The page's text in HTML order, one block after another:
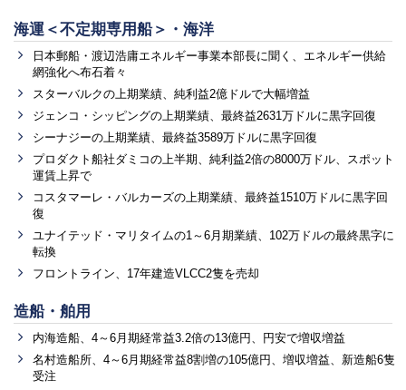
海運＜不定期専用船＞・海洋
日本郵船・渡辺浩庸エネルギー事業本部長に聞く、エネルギー供給
網強化へ布石着々
スターバルクの上期業績、純利益2億ドルで大幅増益
ジェンコ・シッピングの上期業績、最終益2631万ドルに黒字回復
シーナジーの上期業績、最終益3589万ドルに黒字回復
プロダクト船社ダミコの上半期、純利益2倍の8000万ドル、スポット
運賃上昇で
コスタマーレ・バルカーズの上期業績、最終益1510万ドルに黒字回
復
ユナイテッド・マリタイムの1～6月期業績、102万ドルの最終黒字に
転換
フロントライン、17年建造VLCC2隻を売却
造船・舶用
内海造船、4～6月期経常益3.2倍の13億円、円安で増収増益
名村造船所、4～6月期経常益8割増の105億円、増収増益、新造船6隻
受注